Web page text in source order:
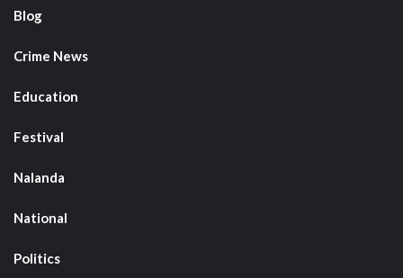
Blog
Crime News
Education
Festival
Nalanda
National
Politics